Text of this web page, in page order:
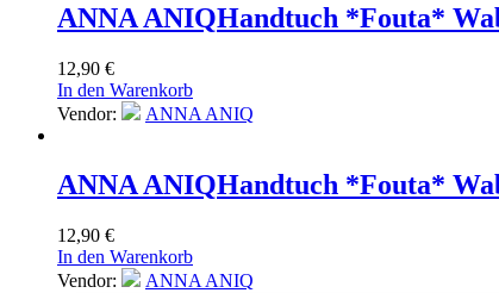
ANNA ANIQHandtuch *Fouta*
12,90 €
In den Warenkorb
Vendor:
ANNA ANIQ
ANNA ANIQHandtuch *Fouta*
12,90 €
In den Warenkorb
Vendor:
ANNA ANIQ